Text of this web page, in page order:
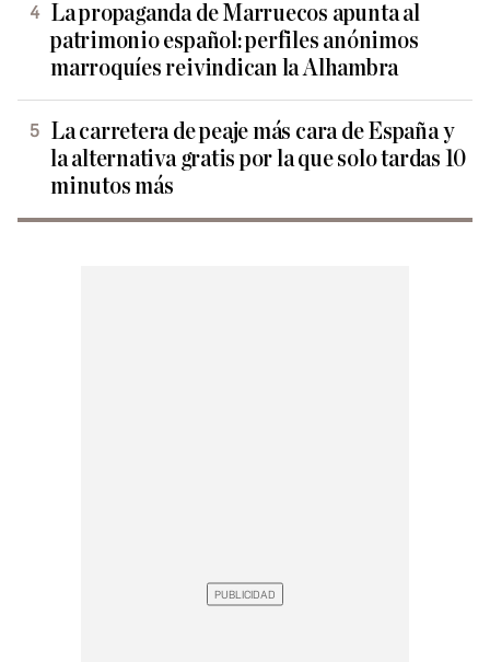
La propaganda de Marruecos apunta al
patrimonio español: perfiles anónimos
marroquíes reivindican la Alhambra
La carretera de peaje más cara de España y
la alternativa gratis por la que solo tardas 10
minutos más